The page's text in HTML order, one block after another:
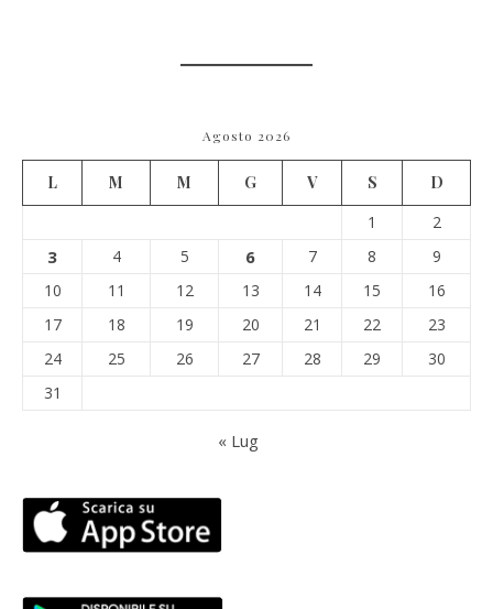
Agosto 2026
L M M G V S
D
1
2
3 4 5 6 7 8
9
10
11 12 13 14 15
16
17
18 19 20 21 22
23
24
25 26 27 28 29
30
31
« Lug